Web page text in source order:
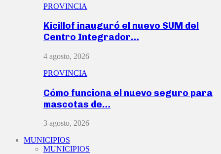
PROVINCIA
Kicillof inauguró el nuevo SUM del
Centro Integrador…
4 agosto, 2026
PROVINCIA
Cómo funciona el nuevo seguro para
mascotas de…
3 agosto, 2026
MUNICIPIOS
MUNICIPIOS